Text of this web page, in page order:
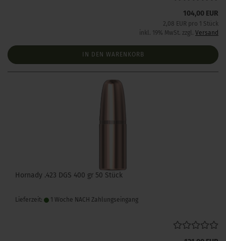
104,00 EUR
2,08 EUR pro 1 Stück
inkl. 19% MwSt. zzgl. Versand
IN DEN WARENKORB
Hornady .423 DGS 400 gr 50 Stück
Lieferzeit: 1 Woche NACH Zahlungseingang